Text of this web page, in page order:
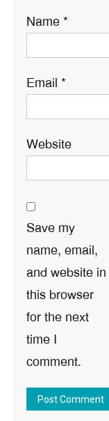
Name *
Email *
Website
Save my
name, email,
and website in
this browser
for the next
time I
comment.